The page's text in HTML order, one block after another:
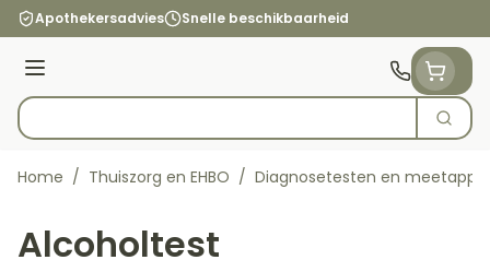
Ga naar de inhoud
Apothekersadvies Snelle beschikbaarheid
Menu
Product, merk, categorie...
Zoek
Home / Thuiszorg en EHBO / Diagnosetesten en
Alcoholtest